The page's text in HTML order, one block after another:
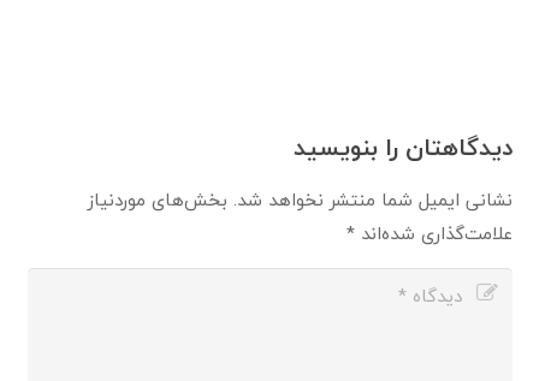
دیدگاهتان را بنویسید
نشانی ایمیل شما منتشر نخواهد شد. بخش‌های موردنیاز
علامت‌گذاری شده‌اند*